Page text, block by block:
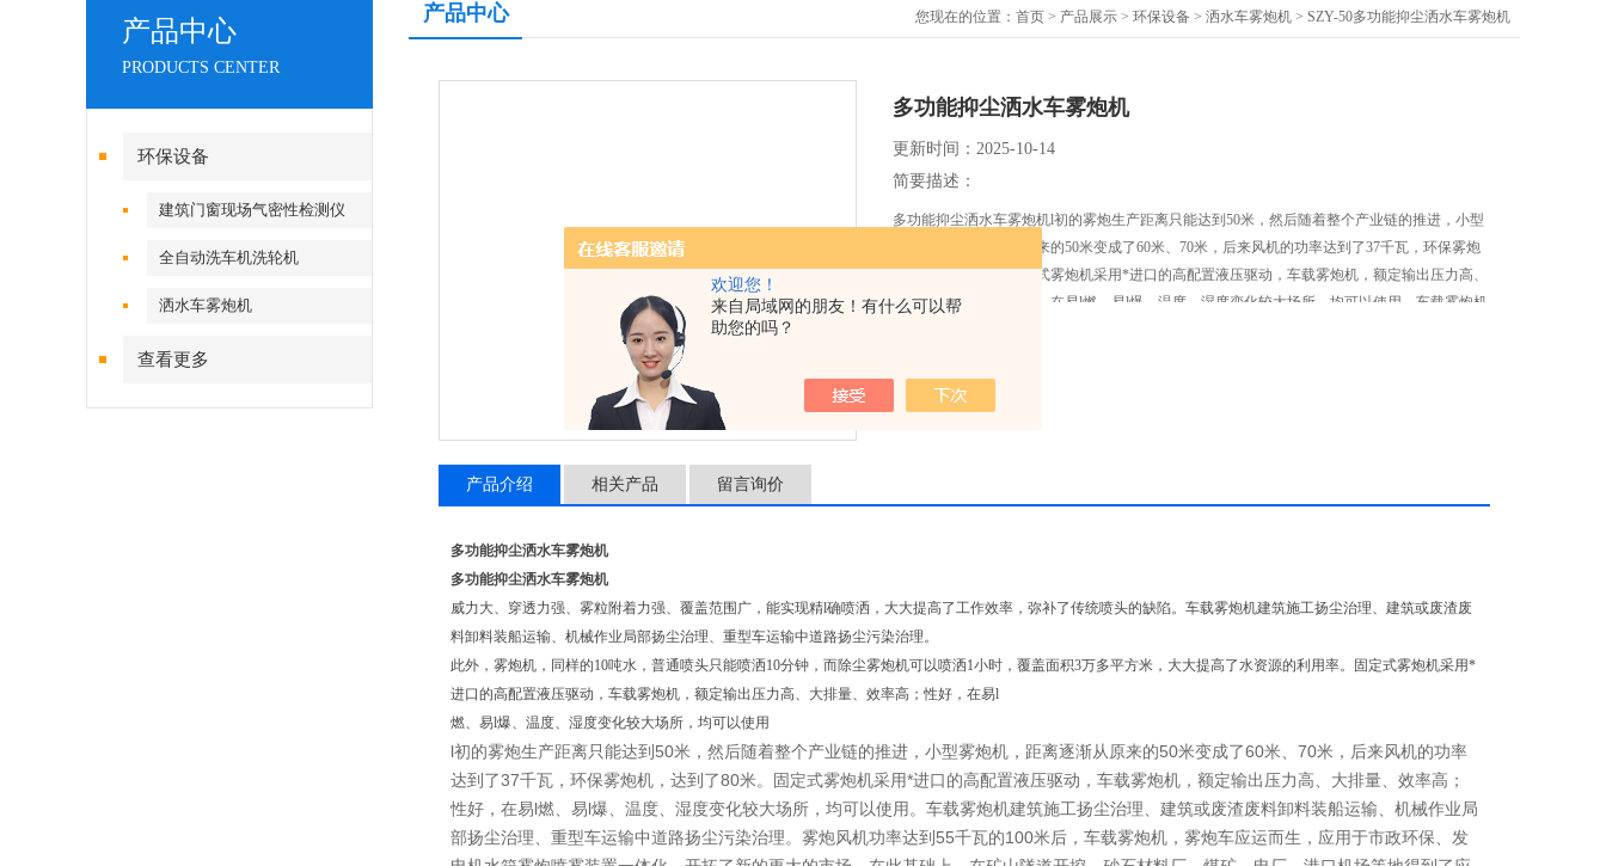
欢迎您！
来自局域网的朋友！有什么可以帮
助您的吗？
产品中心
PRODUCTS CENTER
环保设备
建筑门窗现场气密性检测仪
全自动洗车机洗轮机
洒水车雾炮机
查看更多
产品中心 您现在的位置： 首页 > 产品展示 > 环保设备 > 洒水车雾炮机 > SZY-50多功能抑尘洒水车雾炮机
多功能抑尘洒水车雾炮机
更新时间：2025-10-14
简要描述：
多功能抑尘洒水车雾炮机l初的雾炮生产距离只能达到50米，然后随着整个产业链的推进，小型
雾炮机，距离逐渐从原来的50米变成了60米、70米，后来风机的功率达到了37千瓦，环保雾炮
机，达到了80米。固定式雾炮机采用*进口的高配置液压驱动，车载雾炮机，额定输出压力高、
大排量、效率高；性好，在易l燃、易l爆、温度、湿度变化较大场所，均可以使用。车载雾炮机
产品介绍 相关产品 留言询价
多功能抑尘洒水车雾炮机
多功能抑尘洒水车雾炮机
威力大、穿透力强、雾粒附着力强、覆盖范围广，能实现精l确喷洒，大大提高了工作效率，弥补了传统喷头的缺陷。车载雾炮机建筑施工扬尘治理、建筑或废渣废
料卸料装船运输、机械作业局部扬尘治理、重型车运输中道路扬尘污染治理。
此外，雾炮机，同样的10吨水，普通喷头只能喷洒10分钟，而除尘雾炮机可以喷洒1小时，覆盖面积3万多平方米，大大提高了水资源的利用率。固定式雾炮机采用*
进口的高配置液压驱动，车载雾炮机，额定输出压力高、大排量、效率高；性好，在易l
燃、易l爆、温度、湿度变化较大场所，均可以使用
l初的雾炮生产距离只能达到50米，然后随着整个产业链的推进，小型雾炮机，距离逐渐从原来的50米变成了60米、70米，后来风机的功率
达到了37千瓦，环保雾炮机，达到了80米。固定式雾炮机采用*进口的高配置液压驱动，车载雾炮机，额定输出压力高、大排量、效率高；
性好，在易l燃、易l爆、温度、湿度变化较大场所，均可以使用。车载雾炮机建筑施工扬尘治理、建筑或废渣废料卸料装船运输、机械作业局
部扬尘治理、重型车运输中道路扬尘污染治理。雾炮风机功率达到55千瓦的100米后，车载雾炮机，雾炮车应运而生，应用于市政环保、发